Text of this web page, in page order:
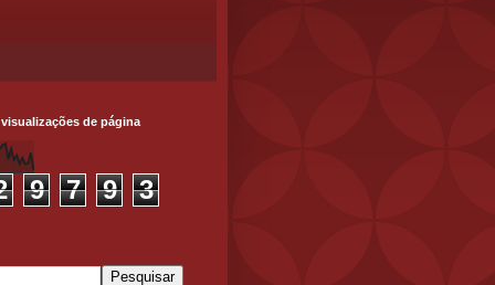
de página
9 7 9 3